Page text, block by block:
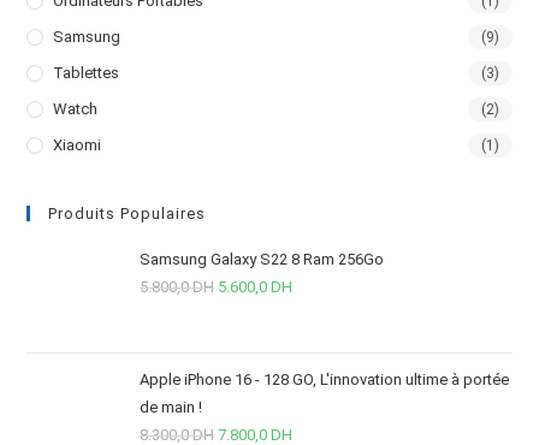
Samsung (9)
Tablettes (3)
Watch (2)
Xiaomi (1)
Produits Populaires
Samsung Galaxy S22 8 Ram 256Go
5.800,0DH 5.600,0DH
Apple iPhone 16 - 128 GO, L'innovation ultime à portée
de main !
8.300,0DH 7.800,0DH